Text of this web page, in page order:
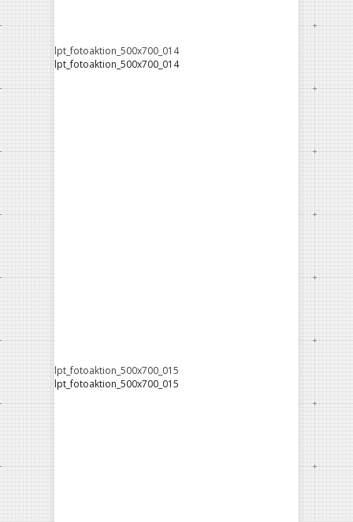
lpt_fotoaktion_500x700_014
lpt_fotoaktion_500x700_014
lpt_fotoaktion_500x700_015
lpt_fotoaktion_500x700_015